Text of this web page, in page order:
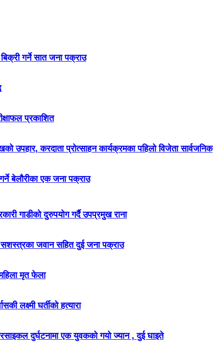
गर्ने सात जना पक्राउ
प्रकाशित
उपहार, करदाता प्रोत्साहन कार्यक्रमका पहिलो विजेता सार्वजनिक
गर्ने बेलौरीका एक जना पक्राउ
गाडीको दुरुपयोग गर्दै उपप्रमुख राना
सशस्त्रका जवान सहित दुई जना पक्राउ
मृत फेला
लक्ष्मी घर्तीको हत्यारा
दुर्घटनामा एक युवकको गयो ज्यान , दुई घाइते